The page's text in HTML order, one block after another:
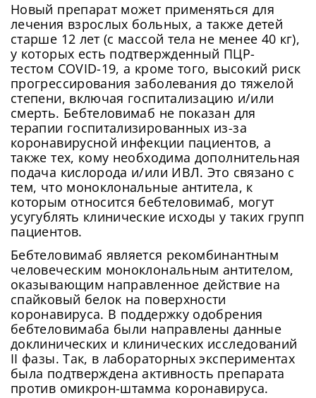
Новый препарат может применяться для
лечения взрослых больных, а также детей
старше 12 лет (с массой тела не менее 40 кг),
у которых есть подтвержденный ПЦР-
тестом COVID-19, а кроме того, высокий риск
прогрессирования заболевания до тяжелой
степени, включая госпитализацию и/или
смерть. Бебтеловимаб не показан для
терапии госпитализированных из-за
коронавирусной инфекции пациентов, а
также тех, кому необходима дополнительная
подача кислорода и/или ИВЛ. Это связано с
тем, что моноклональные антитела, к
которым относится бебтеловимаб, могут
усугублять клинические исходы у таких групп
пациентов.
Бебтеловимаб является рекомбинантным
человеческим моноклональным антителом,
оказывающим направленное действие на
спайковый белок на поверхности
коронавируса. В поддержку одобрения
бебтеловимаба были направлены данные
доклинических и клинических исследований
II фазы. Так, в лабораторных экспериментах
была подтверждена активность препарата
против омикрон-штамма коронавируса.